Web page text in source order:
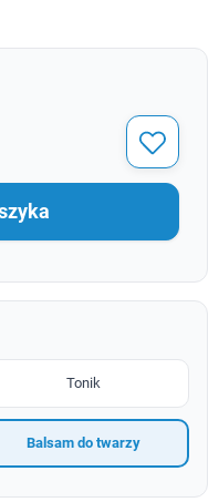
Tonik
Balsam do twarzy